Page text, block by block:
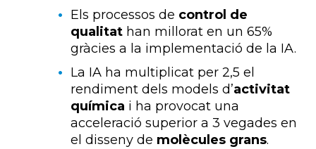
Els processos de control de
qualitat han millorat en un 65%
gràcies a la implementació de la IA.
La IA ha multiplicat per 2,5 el
rendiment dels models d’activitat
química i ha provocat una
acceleració superior a 3 vegades en
el disseny de molècules grans.